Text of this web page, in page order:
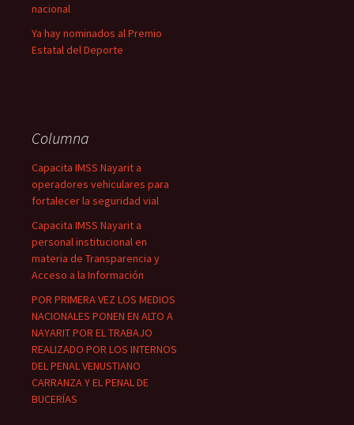
nacional
Ya hay nominados al Premio
Estatal del Deporte
Columna
Capacita IMSS Nayarit a
operadores vehiculares para
fortalecer la seguridad vial
Capacita IMSS Nayarit a
personal institucional en
materia de Transparencia y
Acceso a la Información
POR PRIMERA VEZ LOS MEDIOS
NACIONALES PONEN EN ALTO A
NAYARIT POR EL TRABAJO
REALIZADO POR LOS INTERNOS
DEL PENAL VENUSTIANO
CARRANZA Y EL PENAL DE
BUCERÍAS